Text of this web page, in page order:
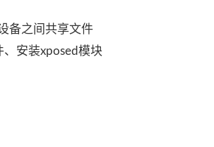
备之间共享文件
、安装xposed模块